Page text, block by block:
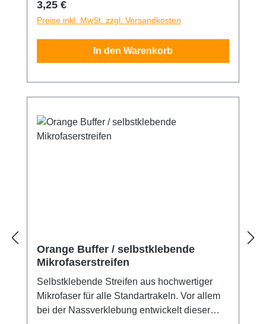
Shore Spitzenqualität aus Deutschland
Regulärer Preis:
3,25 €
Preise inkl. MwSt. zzgl. Versandkosten
In den Warenkorb
Orange Buffer / selbstklebende
Mikrofaserstreifen
Selbstklebende Streifen aus hochwertiger
Mikrofaser für alle Standartrakeln. Vor allem
bei der Nassverklebung entwickelt dieser